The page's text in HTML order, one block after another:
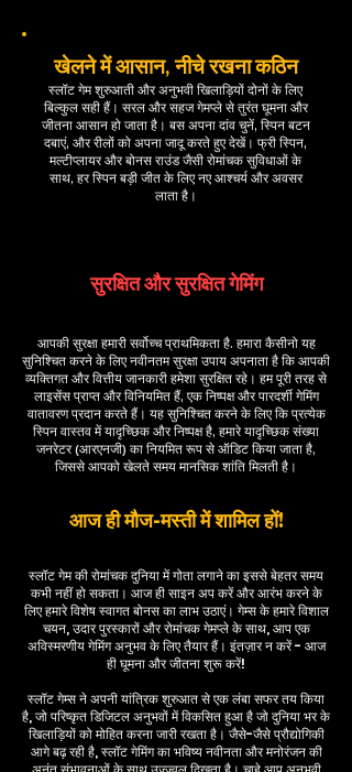
खेलने में आसान, नीचे रखना कठिन
स्लॉट गेम शुरुआती और अनुभवी खिलाड़ियों दोनों के लिए
बिल्कुल सही हैं। सरल और सहज गेमप्ले से तुरंत घूमना और
जीतना आसान हो जाता है। बस अपना दांव चुनें, स्पिन बटन
दबाएं, और रीलों को अपना जादू करते हुए देखें। फ्री स्पिन,
मल्टीप्लायर और बोनस राउंड जैसी रोमांचक सुविधाओं के
साथ, हर स्पिन बड़ी जीत के लिए नए आश्चर्य और अवसर
लाता है।
सुरक्षित और सुरक्षित गेमिंग
आपकी सुरक्षा हमारी सर्वोच्च प्राथमिकता है. हमारा कैसीनो यह
सुनिश्चित करने के लिए नवीनतम सुरक्षा उपाय अपनाता है कि आपकी
व्यक्तिगत और वित्तीय जानकारी हमेशा सुरक्षित रहे। हम पूरी तरह से
लाइसेंस प्राप्त और विनियमित हैं, एक निष्पक्ष और पारदर्शी गेमिंग
वातावरण प्रदान करते हैं। यह सुनिश्चित करने के लिए कि प्रत्येक
स्पिन वास्तव में यादृच्छिक और निष्पक्ष है, हमारे यादृच्छिक संख्या
जनरेटर (आरएनजी) का नियमित रूप से ऑडिट किया जाता है,
जिससे आपको खेलते समय मानसिक शांति मिलती है।
आज ही मौज-मस्ती में शामिल हों!
स्लॉट गेम की रोमांचक दुनिया में गोता लगाने का इससे बेहतर समय
कभी नहीं हो सकता। आज ही साइन अप करें और आरंभ करने के
लिए हमारे विशेष स्वागत बोनस का लाभ उठाएं। गेम्स के हमारे विशाल
चयन, उदार पुरस्कारों और रोमांचक गेमप्ले के साथ, आप एक
अविस्मरणीय गेमिंग अनुभव के लिए तैयार हैं। इंतज़ार न करें - आज
ही घूमना और जीतना शुरू करें!
स्लॉट गेम्स ने अपनी यांत्रिक शुरुआत से एक लंबा सफर तय किया
है, जो परिष्कृत डिजिटल अनुभवों में विकसित हुआ है जो दुनिया भर के
खिलाड़ियों को मोहित करना जारी रखता है। जैसे-जैसे प्रौद्योगिकी
आगे बढ़ रही है, स्लॉट गेमिंग का भविष्य नवीनता और मनोरंजन की